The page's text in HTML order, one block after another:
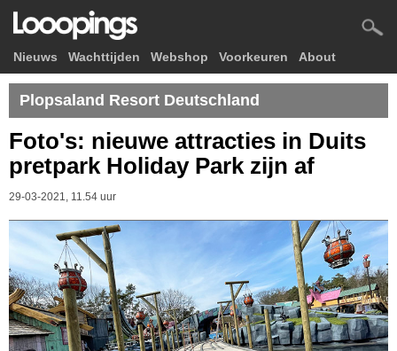
Nieuws Wachttijden Webshop Voorkeuren About
Plopsaland Resort Deutschland
Foto's: nieuwe attracties in Duits
pretpark Holiday Park zijn af
29-03-2021, 11.54 uur